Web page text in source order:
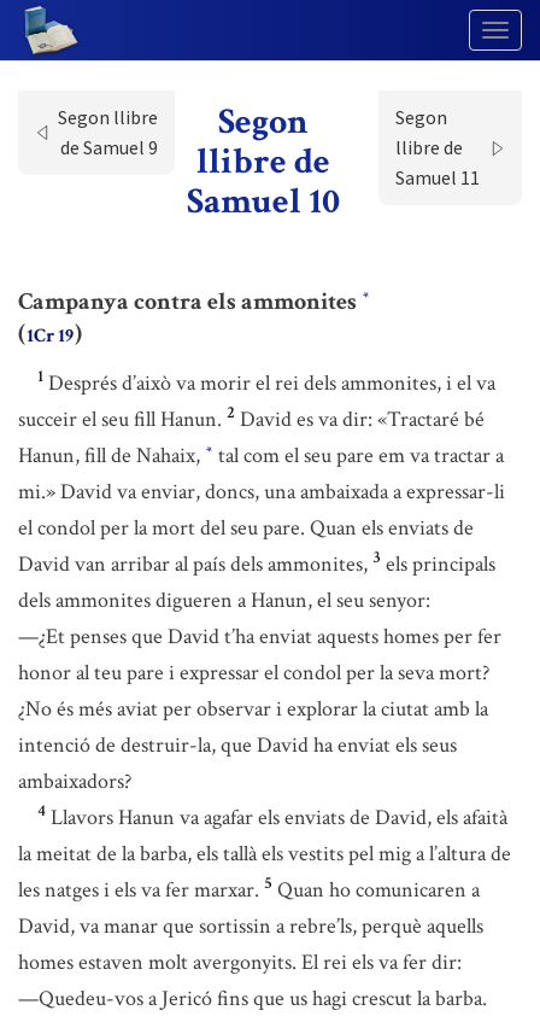
Segon llibre
de Samuel 9
Segon
llibre de
Samuel 10
Segon
llibre de
Samuel 11
Campanya contra els ammonites *
(1Cr 19)
1 Després d’això va morir el rei dels ammonites, i el va
succeir el seu fill Hanun. 2 David es va dir: «Tractaré bé
Hanun, fill de Nahaix, * tal com el seu pare em va tractar a
mi.» David va enviar, doncs, una ambaixada a expressar-li
el condol per la mort del seu pare. Quan els enviats de
David van arribar al país dels ammonites, 3 els principals
dels ammonites digueren a Hanun, el seu senyor:
—¿Et penses que David t’ha enviat aquests homes per fer
honor al teu pare i expressar el condol per la seva mort?
¿No és més aviat per observar i explorar la ciutat amb la
intenció de destruir-la, que David ha enviat els seus
ambaixadors?
4 Llavors Hanun va agafar els enviats de David, els afaità
la meitat de la barba, els tallà els vestits pel mig a l’altura de
les natges i els va fer marxar. 5 Quan ho comunicaren a
David, va manar que sortissin a rebre’ls, perquè aquells
homes estaven molt avergonyits. El rei els va fer dir:
—Quedeu-vos a Jericó fins que us hagi crescut la barba.